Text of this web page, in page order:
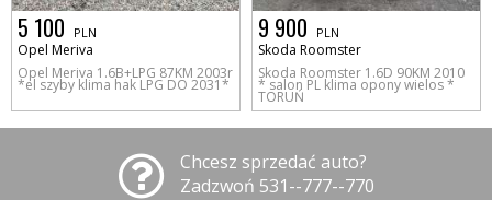
5 100 PLN
Opel Meriva
Opel Meriva 1.6B+LPG 87KM 2003r
*el szyby klima hak LPG DO 2031*
9 900 PLN
Skoda Roomster
Skoda Roomster 1.6D 90KM 2010
* salon PL klima opony wielos *
TORUŃ
Chcesz sprzedać auto?
Zadzwoń 531--777--770